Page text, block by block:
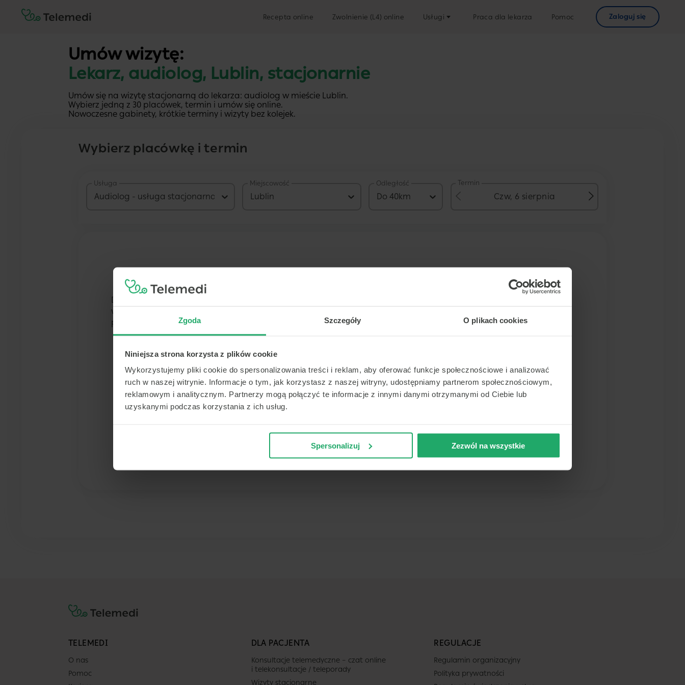
Zgoda Szczegóły O plikach cookies
Niniejsza strona korzysta z plików cookie
Wykorzystujemy pliki cookie do spersonalizowania treści i reklam, aby oferować funkcje społecznościowe i analizować
ruch w naszej witrynie. Informacje o tym, jak korzystasz z naszej witryny, udostępniamy partnerom społecznościowym,
reklamowym i analitycznym. Partnerzy mogą połączyć te informacje z innymi danymi otrzymanymi od Ciebie lub
uzyskanymi podczas korzystania z ich usług.
Spersonalizuj Zezwól na wszystkie
Recepta online Zwolnienie (L4) online Usługi Praca dla lekarza Pomoc Zaloguj się
Umów wizytę:
Lekarz, audiolog, Lublin, stacjonarnie
Umów się na wizytę stacjonarną do lekarza: audiolog w mieście Lublin.
Wybierz jedną z 30 placówek, termin i umów się online.
Nowoczesne gabinety, krótkie terminy i wizyty bez kolejek.
Wybierz placówkę i termin
Usługa
Audiolog - usługa stacjonarna 278 PLN
Miejscowość
Lublin
Odległość
Do 40km
Termin
Czw, 6 sierpnia
Dla podanych kryteriów wyszukiwania nie znaleźliśmy placówek w obrębie 40 km. Spróbuj zmienić kryteria
wyszukiwania (np. wprowadź inne miasto) żeby ponowić wyszukiwanie.
placówek - zadzwoń do nas, pomożemy:
+48223574949.
TELEMEDI
O nas
Pomoc
DLA PACJENTA
Konsultacje telemedyczne – czat online
i telekonsultacje / teleporady
Wizyty stacjonarne
REGULACJE
Regulamin organizacyjny
Polityka prywatności